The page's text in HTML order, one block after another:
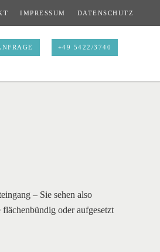
IMPRESSUM DATENSCHUTZ
+49 5422/3740
– Sie sehen also
oder aufgesetzt